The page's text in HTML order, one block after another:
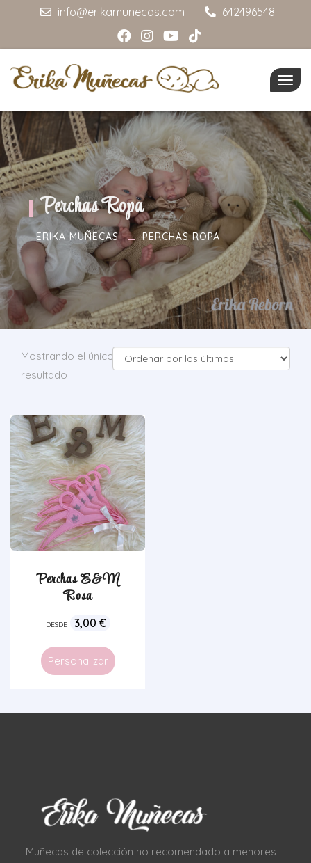
info@erikamunecas.com 642496548
Perchas Ropa
ERIKA MUÑECAS PERCHAS ROPA
Mostrando el único
resultado
Perchas E&M
Rosa
DESDE 3,00 €
Personalizar
Muñecas de colección no recomendado a menores